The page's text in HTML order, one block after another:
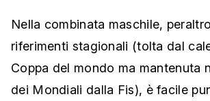
Nella combinata maschile,
riferimenti stagionali (tolta dal
Coppa del mondo ma mantenuta
dei Mondiali dalla Fis), è facile